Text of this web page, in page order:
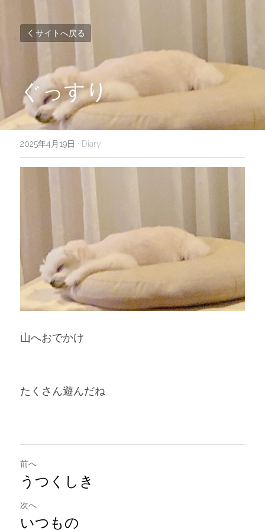
サイトへ戻る
ぐっすり
2025年4月19日 · Diary
山へおでかけ
たくさん遊んだね
前へ
うつくしき
次へ
いつもの